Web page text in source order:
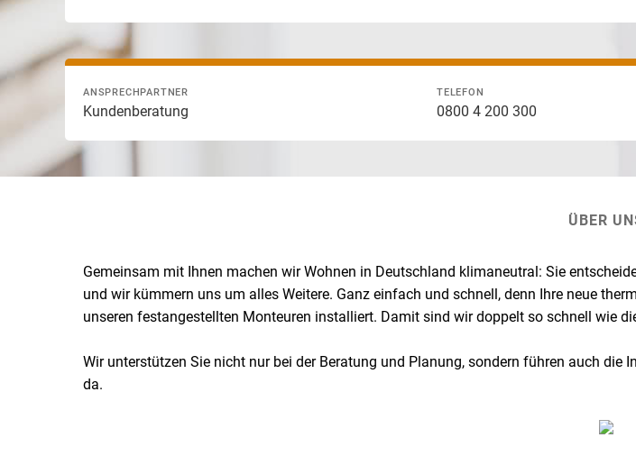
ANSPRECHPARTNER
Kundenberatung
TELEFON
0800 4 200 300
ÜBER
Gemeinsam mit Ihnen machen wir Wohnen in Deutschland klimaneutral: Sie
und wir kümmern uns um alles Weitere. Ganz einfach und schnell, denn Ihre neue
unseren festangestellten Monteuren installiert. Damit sind wir doppelt so schnell wie
Wir unterstützen Sie nicht nur bei der Beratung und Planung, sondern führen auch
da.